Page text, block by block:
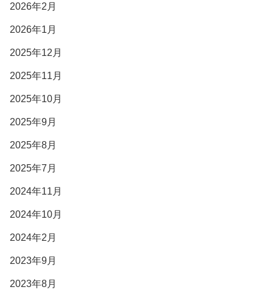
2026年2月
2026年1月
2025年12月
2025年11月
2025年10月
2025年9月
2025年8月
2025年7月
2024年11月
2024年10月
2024年2月
2023年9月
2023年8月